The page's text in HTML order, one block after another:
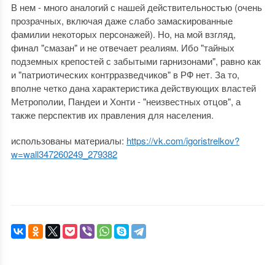
В нем - много аналогий с нашей действительностью (очень
прозрачных, включая даже слабо замаскированные
фамилии некоторых персонажей). Но, на мой взгляд,
финал "смазан" и не отвечает реалиям. Ибо "тайных
подземных крепостей с забытыми гарнизонами", равно как
и "патриотических контрразведчиков" в РФ нет. За то,
вполне четко дана характеристика действующих властей
Метрополии, Пандеи и Хонти - "неизвестных отцов", а
также перспектив их правления для населения.
использованы материалы: https://vk.com/igoristrelkov?
w=wall347260249_279382